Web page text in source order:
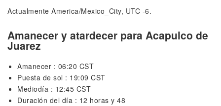
Actualmente America/Mexico_City, UTC -6.
Amanecer y atardecer para Acapulco de
Juarez
Amanecer : 06:20 CST
Puesta de sol : 19:09 CST
Mediodía : 12:45 CST
Duración del día : 12 horas y 48